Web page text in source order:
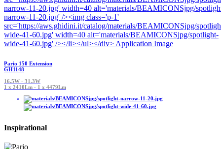
Pario 150 Extension
GH1148
16.5W - 31.3W
1 x 2410Lm - 1 x 4479Lm
Inspirational